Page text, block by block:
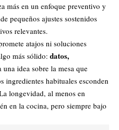
más en un enfoque preventivo y
pequeños ajustes sostenidos
relevantes.
atajos ni soluciones
más sólido: datos,
una idea sobre la mesa que
ingredientes habituales esconden
longevidad, al menos en
en la cocina, pero siempre bajo